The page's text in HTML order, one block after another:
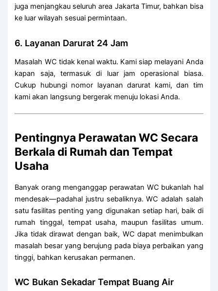
juga menjangkau seluruh area Jakarta Timur, bahkan bisa
ke luar wilayah sesuai permintaan.
6. Layanan Darurat 24 Jam
Masalah WC tidak kenal waktu. Kami siap melayani Anda
kapan saja, termasuk di luar jam operasional biasa.
Cukup hubungi nomor layanan darurat kami, dan tim
kami akan langsung bergerak menuju lokasi Anda.
Pentingnya Perawatan WC Secara
Berkala di Rumah dan Tempat
Usaha
Banyak orang menganggap perawatan WC bukanlah hal
mendesak—padahal justru sebaliknya. WC adalah salah
satu fasilitas penting yang digunakan setiap hari, baik di
rumah tinggal, tempat usaha, maupun fasilitas umum.
Jika tidak dirawat dengan baik, WC dapat menimbulkan
masalah besar yang berujung pada biaya perbaikan yang
tinggi, bahkan kerusakan permanen.
WC Bukan Sekadar Tempat Buang Air